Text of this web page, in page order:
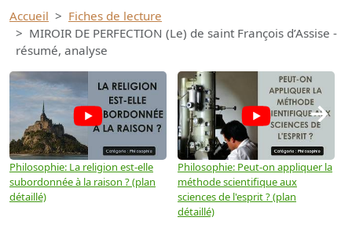
Accueil
Fiches de lecture
MIROIR DE PERFECTION (Le) de saint François d’Assise -
résumé, analyse
Philosophie: La religion est-elle
subordonnée à la raison ? (plan
détaillé)
Philosophie: Peut-on appliquer la
méthode scientifique aux
sciences de l'esprit ? (plan
détaillé)
→